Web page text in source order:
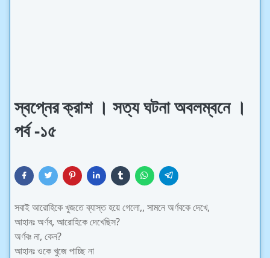
স্বপ্নের ক্রাশ । সত্য ঘটনা অবলম্বনে ।
পর্ব -১৫
সবাই আরোহিকে খুজতে ব্যাস্ত হয়ে গেলো,, সামনে অর্ণবকে দেখে,
আহানঃ অর্ণব, আরোহিকে দেখেছিস?
অর্ণবঃ না, কেন?
আহানঃ ওকে খুজে পাচ্ছি না